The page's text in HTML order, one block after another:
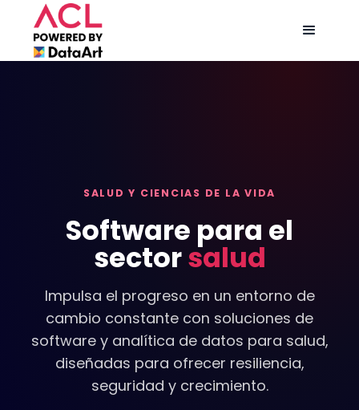
SALUD Y CIENCIAS DE LA VIDA
Software para el
sectorsalud
Impulsa el progreso en un entorno de
cambio constante con soluciones de
software y analítica de datos para salud,
diseñadas para ofrecer resiliencia,
seguridad y crecimiento.